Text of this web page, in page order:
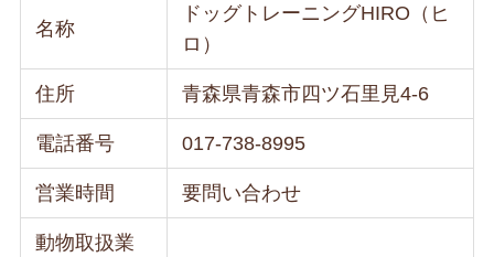
名称
ドッグトレーニングHIRO（ヒ
ロ）
住所 青森県青森市四ツ石里見4-6
電話番号 017-738-8995
営業時間 要問い合わせ
動物取扱業